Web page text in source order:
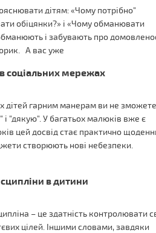
дітям: «Чому потрібно"
обіцянки?» і «Чому обманювати
і забувають про
А вас уже
соціальних мережах
дітей гарним манерам ви не зможете
"дякую". У багатьох малюків вже є
цей досвід стає практично
створюють нові небезпеки.
в дитини
– це здатність контролювати
цілей. Іншими словами, завдяки